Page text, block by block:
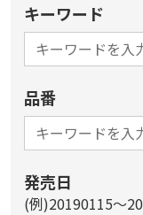
キーワード
品番
発売日
(例)20190115～